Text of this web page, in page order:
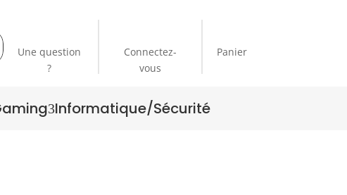
Une question
?
Connectez-
vous
Panier
3Informatique/Sécurité